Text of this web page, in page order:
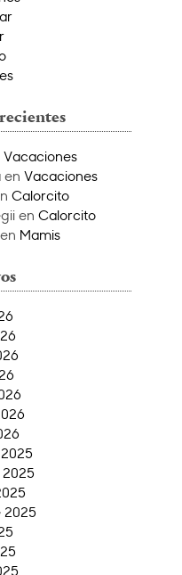
Vacaciones
en Vacaciones
Calorcito
en Calorcito
en Mamis
2025